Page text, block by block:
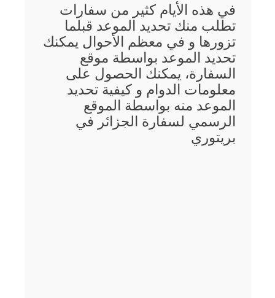
في هذه الأيام كثير من سفارات
تطلب منك تحديد الموعد قبلما
تزورها و في معظم الأحوال يمكنك
تحديد الموعد بواسطة موقع
السفارة، يمكنك الحصول على
معلومات الدوام و كيفية تحديد
الموعد منه بواسطة الموقع
الرسمي لسفارة الجزائر في
بريتوري